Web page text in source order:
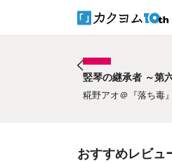
竪琴の継承者 ～第
糀野アオ＠『落ち毒
おすすめレビュ